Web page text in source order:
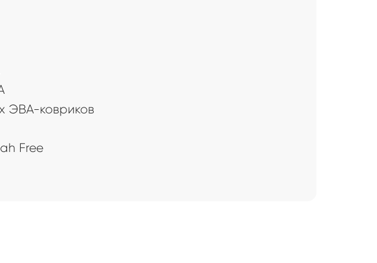
ЭВА-ковриков
Free